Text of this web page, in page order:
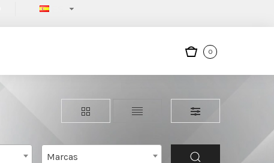
0
Marcas